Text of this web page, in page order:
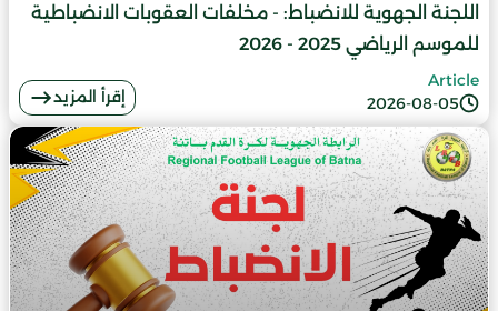
اللجنة الجهوية للانضباط: - مخلفات العقوبات الانضباطية
للموسم الرياضي 2025 - 2026
2026-08-05
Article
إقرأ المزيد